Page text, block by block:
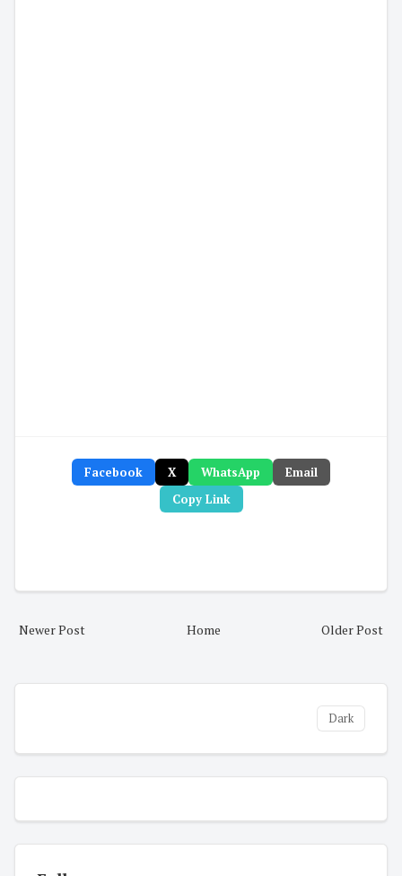
Facebook X WhatsApp
Email
Copy Link
Newer Post Older Post
Home
Dark